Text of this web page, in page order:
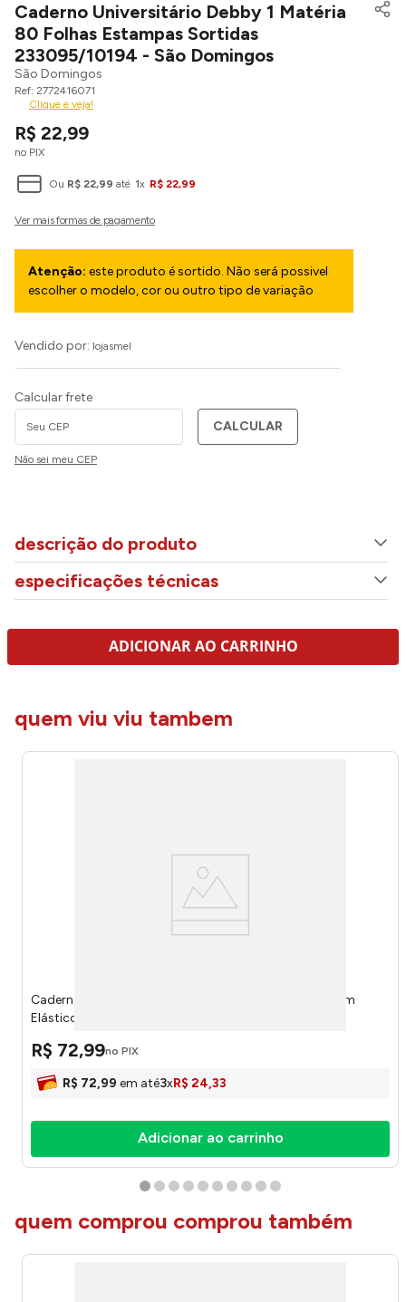
Caderno Universitário Debby 1 Matéria
80 Folhas Estampas Sortidas
233095/10194 - São Domingos
São Domingos
2772416071
Clique e veja!
R$ 22,99
no PIX
Ou R$ 22,99 até 1x R$ 22,99
Atenção: este produto é sortido. Não será possivel
escolher o modelo, cor ou outro tipo de variação
Vendido por: lojasmel
Calcular frete
CALCULAR
Não sei meu CEP
descrição do produto
especificações técnicas
ADICIONAR AO CARRINHO
quem viu viu tambem
Caderno Colegial Smart Hello Diagonal Capa Dura Com
Elástico 80 Folhas 5500 - Dac
R$ 72,99no PIX
R$ 72,99 em até3xR$ 24,33
Adicionar ao carrinho
quem comprou comprou também